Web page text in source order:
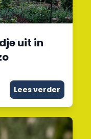
uit in
Lees verder